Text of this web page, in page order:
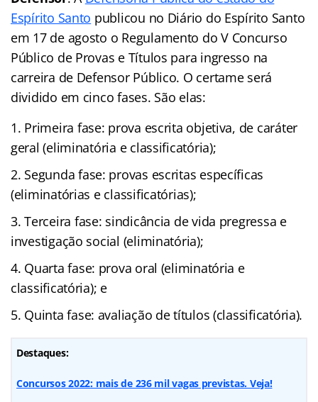
Espírito Santo publicou no Diário do Espírito Santo
em 17 de agosto o Regulamento do V Concurso
Público de Provas e Títulos para ingresso na
carreira de Defensor Público. O certame será
dividido em cinco fases. São elas:
Primeira fase: prova escrita objetiva, de caráter
geral (eliminatória e classificatória);
Segunda fase: provas escritas específicas
(eliminatórias e classificatórias);
Terceira fase: sindicância de vida pregressa e
investigação social (eliminatória);
Quarta fase: prova oral (eliminatória e
classificatória); e
Quinta fase: avaliação de títulos (classificatória).
Destaques:
Concursos 2022: mais de 236 mil vagas previstas. Veja!